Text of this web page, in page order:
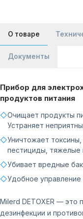
О товаре
Документы
Прибор для
продуктов питания
◇Очищает продукты
Устраняет
◇Уничтожает
пестициды, тяжелые
◇Убивает вредные
◇Удобное управление
Milerd DETOXER — это
дезинфекции и